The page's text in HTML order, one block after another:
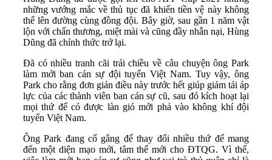
những vướng mắc về thủ tục đã khiến tiền vệ này không
thể lên đường cùng đồng đội. Bây giờ, sau gần 1 năm vật
lộn với chấn thương, miệt mài và cũng đầy nhẫn nại, Hùng
Dũng đã chính thức trở lại.
Đã có nhiều tranh cãi trái chiều về câu chuyện ông Park
làm mới ban cán sự đội tuyển Việt Nam. Tuy vậy, ông
Park cho rằng đơn giản điều này trước hết giúp giảm tải áp
lực của các thành viên ban cán sự cũ, sau đó kích hoạt lại
mọi thứ để có được làn gió mới phả vào không khí đội
tuyển Việt Nam.
Ông Park đang cố gắng để thay đổi nhiều thứ để mang
đến một diện mạo mới, tâm thế mới cho ĐTQG. Vì thế,